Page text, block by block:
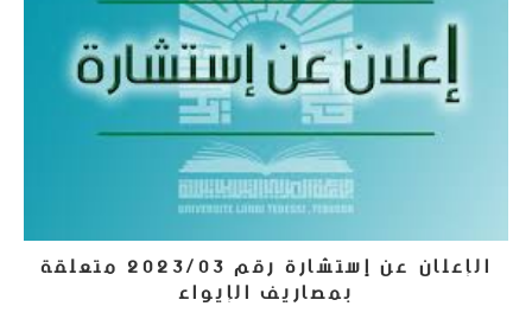
الإعلان عن إستشارة رقم 2023/03 متعلقة
بمصاريف الإيواء